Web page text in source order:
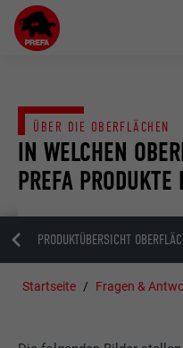
IN WELCHEN
PREFA PRODUKTE
ÜBER DIE OBERFLÄCHEN
PRODUKTÜBERSICHT
Startseite Fragen &